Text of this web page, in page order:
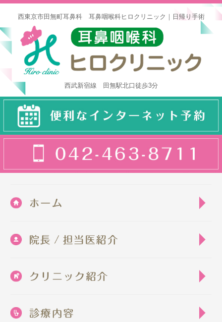
西東京市田無町耳鼻科 耳鼻咽喉科ヒロクリニック｜日帰り手術
西武新宿線 田無駅北口徒歩3分